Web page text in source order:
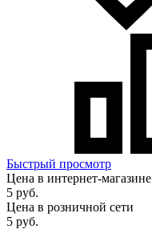
Быстрый просмотр
Цена в интернет-магазине
5 руб.
Цена в розничной сети
5 руб.